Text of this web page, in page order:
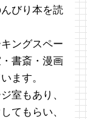
びり本を読
ングスペー
書斎・漫画
ます。
室もあり、
てもらい、